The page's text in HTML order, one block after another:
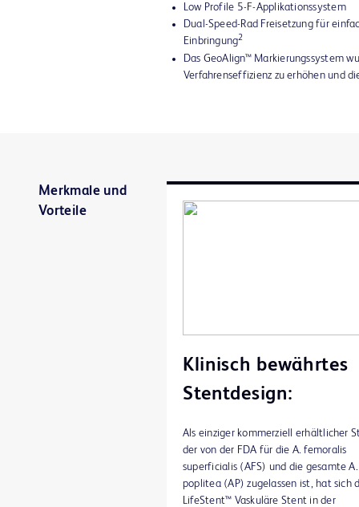
Low Profile 5-F-Applikationssystem
Dual-Speed-Rad Freisetzung für
Einbringung2
Das GeoAlign™ Markierungssystem
Verfahrenseffizienz zu erhöhen und
Merkmale und
Vorteile
Klinisch bewährtes
Stentdesign:
Als einziger kommerziell erhältlicher
der von der FDA für die A. femoralis
superficialis (AFS) und die gesamte A.
poplitea (AP) zugelassen ist, hat sich
LifeStent™ Vaskuläre Stent in der